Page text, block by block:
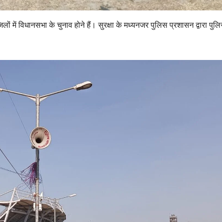
विधानसभा के चुनाव होने हैं। सुरक्षा के मध्यनजर पुलिस प्रशासन द्वारा